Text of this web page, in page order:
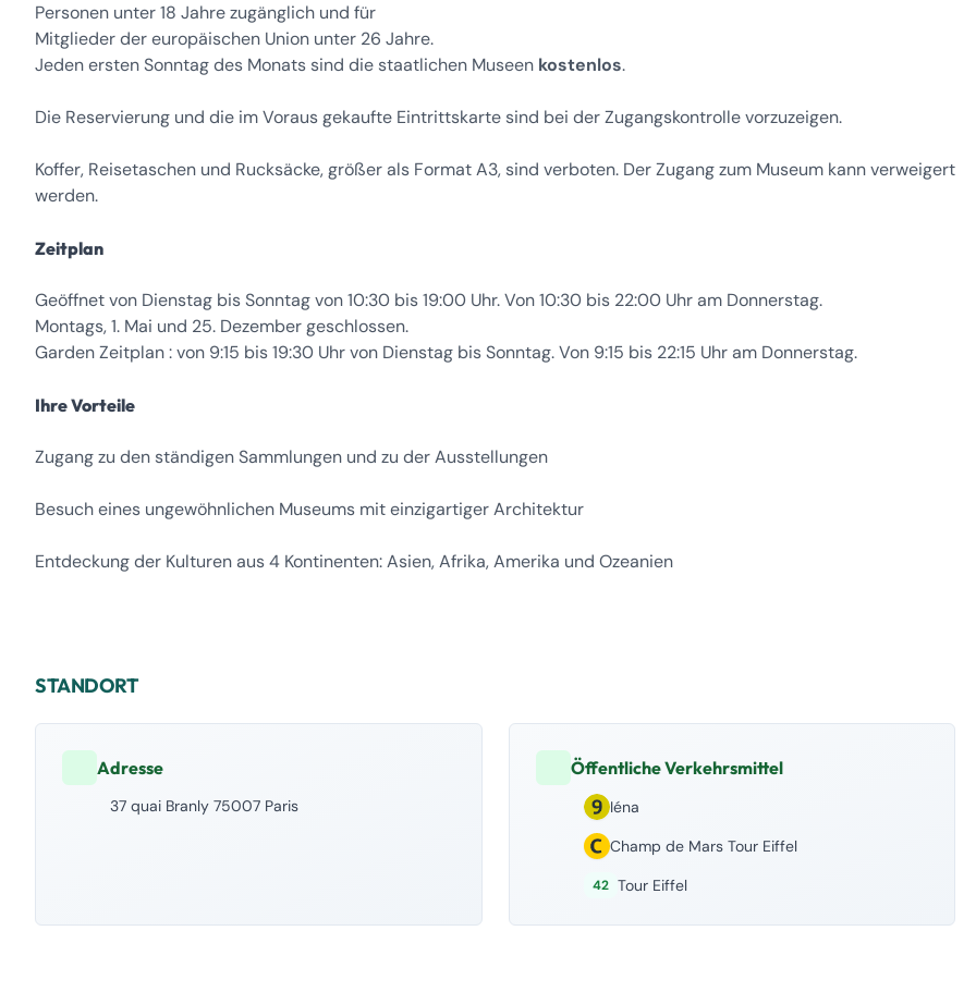
Personen unter 18 Jahre zugänglich und für
Mitglieder der europäischen Union unter 26 Jahre.
Jeden ersten Sonntag des Monats sind die staatlichen Museen kostenlos.
Die Reservierung und die im Voraus gekaufte Eintrittskarte sind bei der Zugangskontrolle vorzuzeigen.
Koffer, Reisetaschen und Rucksäcke, größer als Format A3, sind verboten. Der Zugang zum Museum kann verweigert
werden.
Zeitplan
Geöffnet von Dienstag bis Sonntag von 10:30 bis 19:00 Uhr. Von 10:30 bis 22:00 Uhr am Donnerstag.
Montags, 1. Mai und 25. Dezember geschlossen.
Garden Zeitplan : von 9:15 bis 19:30 Uhr von Dienstag bis Sonntag. Von 9:15 bis 22:15 Uhr am Donnerstag.
Ihre Vorteile
Zugang zu den ständigen Sammlungen und zu der Ausstellungen
Besuch eines ungewöhnlichen Museums mit einzigartiger Architektur
Entdeckung der Kulturen aus 4 Kontinenten: Asien, Afrika, Amerika und Ozeanien
STANDORT
Adresse
37 quai Branly 75007 Paris
Öffentliche Verkehrsmittel
Iéna
Champ de Mars Tour Eiffel
42 Tour Eiffel